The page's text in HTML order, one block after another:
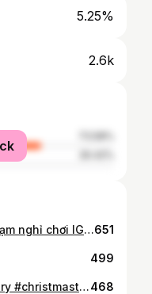
5.25%
2.6k
Nháy vài chú ảnh thông báo tạm nghỉ chơi IG 2 tuần để chạy đồ án các cụ ạ🤦‍♀️ #lalindiary #londoncollegeoffashion651
499
Christmas holiday 💌 #lalindiary #christmastime468